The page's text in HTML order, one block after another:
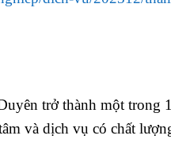
trở thành một trong
và dịch vụ có chất